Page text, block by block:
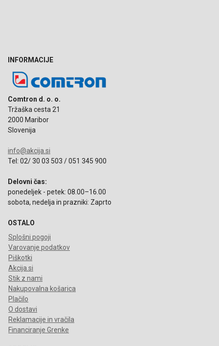
INFORMACIJE
Comtron d. o. o.
Tržaška cesta 21
2000 Maribor
Slovenija
info@akcija.si
Tel: 02/ 30 03 503 / 051 345 900
Delovni čas:
ponedeljek - petek: 08.00–16.00
sobota, nedelja in prazniki: Zaprto
OSTALO
Splošni pogoji
Varovanje podatkov
Piškotki
Akcija.si
Stik z nami
Nakupovalna košarica
Plačilo
O dostavi
Reklamacije in vračila
Financiranje Grenke